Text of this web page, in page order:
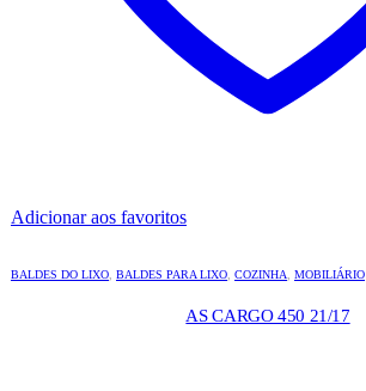
Adicionar aos favoritos
BALDES DO LIXO, BALDES PARA LIXO, COZINHA, MOBILIÁRIO
AS CARGO 450 21/17